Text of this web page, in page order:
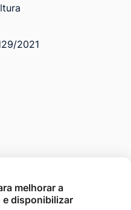
2021
melhorar a
e disponibilizar